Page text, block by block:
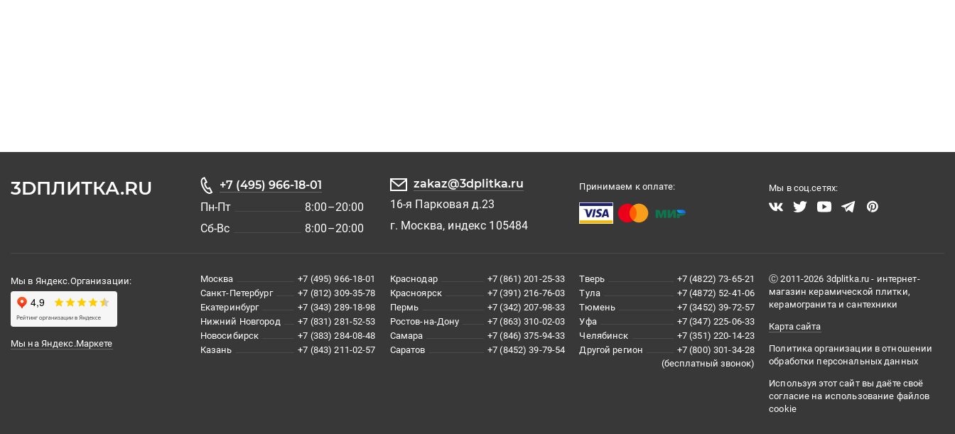
3DПЛИТКА.RU
+7 (495) 966-18-01
Пн-Пт
8:00–20:00
Сб-Вс
8:00–20:00
zakaz@3dplitka.ru
16-я Парковая д.23
г. Москва, индекс 105484
Принимаем к оплате: Мы в соц.сетях:
Мы в Яндекс.Организации:
Мы на Яндекс.Маркете
Москва
+7 (495) 966-18-01
Санкт-Петербург
+7 (812) 309-35-78
Екатеринбург
+7 (343) 289-18-98
Нижний Новгород
+7 (831) 281-52-53
Новосибирск
+7 (383) 284-08-48
Казань
+7 (843) 211-02-57
Краснодар
+7 (861) 201-25-33
Красноярск
+7 (391) 216-76-03
Пермь
+7 (342) 207-98-33
Ростов-на-Дону
+7 (863) 310-02-03
Самара
+7 (846) 375-94-33
Саратов
+7 (8452) 39-79-54
Тверь
+7 (4822) 73-65-21
Тула
+7 (4872) 52-41-06
Тюмень
+7 (3452) 39-72-57
Уфа
+7 (347) 225-06-33
Челябинск
+7 (351) 220-14-23
Другой регион
+7 (800) 301-34-28
(бесплатный звонок)
Ⓒ 2011-2026 3dplitka.ru - интернет-
магазин керамической плитки,
керамогранита и сантехники
Карта сайта
Политика организации в отношении
обработки персональных данных
Используя этот сайт вы даёте своё
согласие на использование файлов
cookie